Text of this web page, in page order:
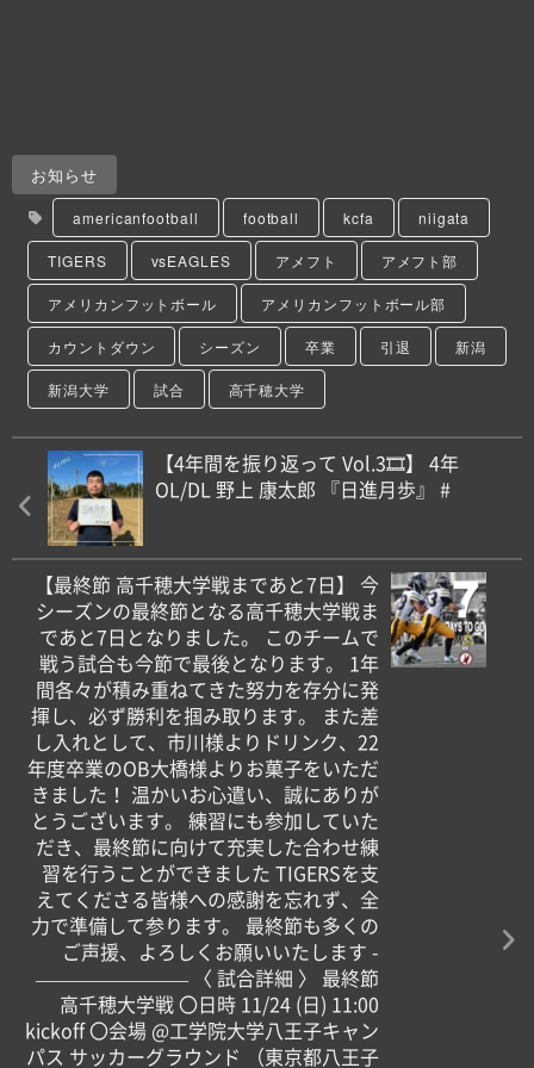
お知らせ
americanfootball football kcfa niigata
TIGERS vsEAGLES アメフト アメフト部
アメリカンフットボール アメリカンフットボール部
カウントダウン シーズン 卒業 引退 新潟
新潟大学 試合 高千穂大学
【4年間を振り返って Vol.3🎞️】 4年
OL/DL 野上 康太郎 『日進月歩』 #
【最終節 高千穂大学戦まであと7日】 今
シーズンの最終節となる高千穂大学戦ま
であと7日となりました。 このチームで
戦う試合も今節で最後となります。 1年
間各々が積み重ねてきた努力を存分に発
揮し、必ず勝利を掴み取ります。 また差
し入れとして、市川様よりドリンク、22
年度卒業のOB大橋様よりお菓子をいただ
きました！ 温かいお心遣い、誠にありが
とうございます。 練習にも参加していた
だき、最終節に向けて充実した合わせ練
習を行うことができました TIGERSを支
えてくださる皆様への感謝を忘れず、全
力で準備して参ります。 最終節も多くの
ご声援、よろしくお願いいたします -
———————— 〈 試合詳細 〉 最終節
高千穂大学戦 〇日時 11/24 (日) 11:00
kickoff 〇会場 @工学院大学八王子キャン
パス サッカーグラウンド （東京都八王子